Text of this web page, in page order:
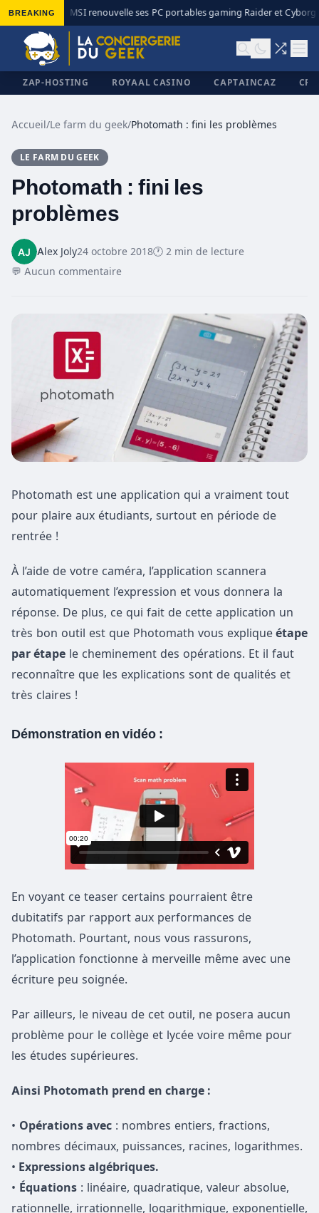
BREAKING MSI renouvelle ses PC portables gaming Raider et Cyborg
ZAP-HOSTING ROYAAL CASINO CAPTAINCAZ
Accueil/Le farm du geek/Photomath : fini les problèmes
LE FARM DU GEEK
Photomath : fini les
problèmes
Alex Joly24 octobre 2018🕐 2 min de lecture
💬 Aucun commentaire
Photomath est une application qui a vraiment tout
pour plaire aux étudiants, surtout en période de
rentrée !
À l’aide de votre caméra, l’application scannera
automatiquement l’expression et vous donnera la
réponse. De plus, ce qui fait de cette application un
très bon outil est que Photomath vous explique étape
par étape le cheminement des opérations. Et il faut
reconnaître que les explications sont de qualités et
très claires !
Démonstration en vidéo :
En voyant ce teaser certains pourraient être
dubitatifs par rapport aux performances de
Photomath. Pourtant, nous vous rassurons,
l’application fonctionne à merveille même avec une
écriture peu soignée.
Par ailleurs, le niveau de cet outil, ne posera aucun
problème pour le collège et lycée voire même pour
les études supérieures.
Ainsi Photomath prend en charge :
• Opérations avec : nombres entiers, fractions,
nombres décimaux, puissances, racines, logarithmes.
• Expressions algébriques.
• Équations : linéaire, quadratique, valeur absolue,
rationnelle, irrationnelle, logarithmique, exponentielle,